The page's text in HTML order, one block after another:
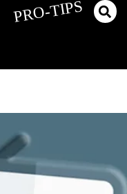
PRO-TIPS